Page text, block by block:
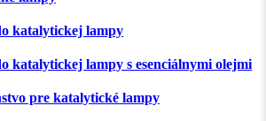
katalytickej lampy
katalytickej lampy s esenciálnymi olejmi
pre katalytické lampy